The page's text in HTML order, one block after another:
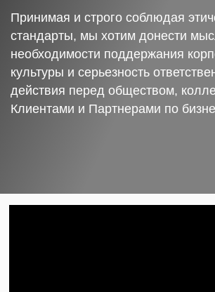
Принимая и строго соблюдая
стандарты, мы хотим донести
необходимости поддержания
культуры и серьезность
действия перед обществом,
Клиентами и Партнерами по